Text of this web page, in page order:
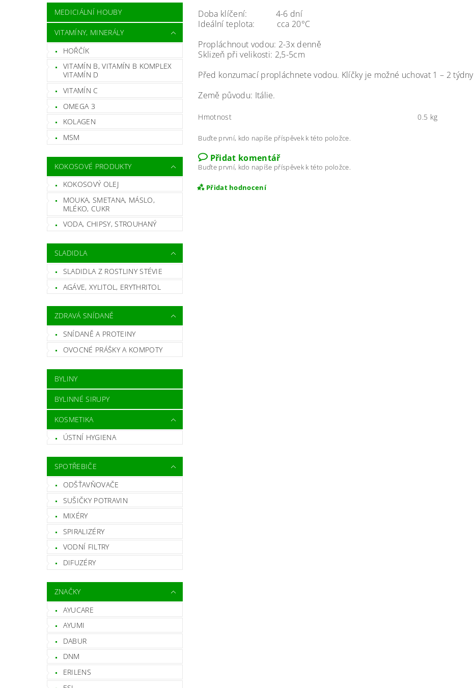
MEDICIÁLNÍ HOUBY
VITAMÍNY, MINERÁLY
HOŘČÍK
VITAMÍN B, VITAMÍN B KOMPLEX
VITAMÍN D
VITAMÍN C
OMEGA 3
KOLAGEN
MSM
KOKOSOVÉ PRODUKTY
KOKOSOVÝ OLEJ
MOUKA, SMETANA, MÁSLO,
MLÉKO, CUKR
VODA, CHIPSY, STROUHANÝ
SLADIDLA
SLADIDLA Z ROSTLINY STÉVIE
AGÁVE, XYLITOL, ERYTHRITOL
ZDRAVÁ SNÍDANĚ
SNÍDANĚ A PROTEINY
OVOCNÉ PRÁŠKY A KOMPOTY
BYLINY
BYLINNÉ SIRUPY
KOSMETIKA
ÚSTNÍ HYGIENA
SPOTŘEBIČE
ODŠŤAVŇOVAČE
SUŠIČKY POTRAVIN
MIXÉRY
SPIRALIZÉRY
VODNÍ FILTRY
DIFUZÉRY
ZNAČKY
AYUCARE
AYUMI
DABUR
DNM
ERILENS
Doba klíčení: 4-6 dní
Ideální teplota: cca 20°C
Propláchnout vodou: 2-3x denně
Sklizeň při velikosti: 2,5-5cm
Před konzumací propláchnete vodou. Klíčky je možné uchovat 1 – 2
Země původu: Itálie.
Hmotnost 0.5 kg
Buďte první, kdo napíše příspěvek k této položce.
Přidat komentář
Buďte první, kdo napíše příspěvek k této položce.
Přidat hodnocení